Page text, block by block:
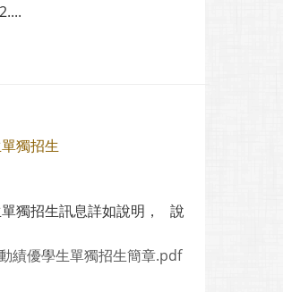
獨招生
獨招生訊息詳如說明， 說
績優學生單獨招生簡章.pdf